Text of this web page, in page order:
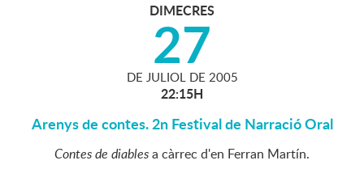
DIMECRES
27
DE JULIOL DE 2005
22:15H
Arenys de contes. 2n Festival de Narració Oral
Contes de diablesa càrrec d'en Ferran Martín.